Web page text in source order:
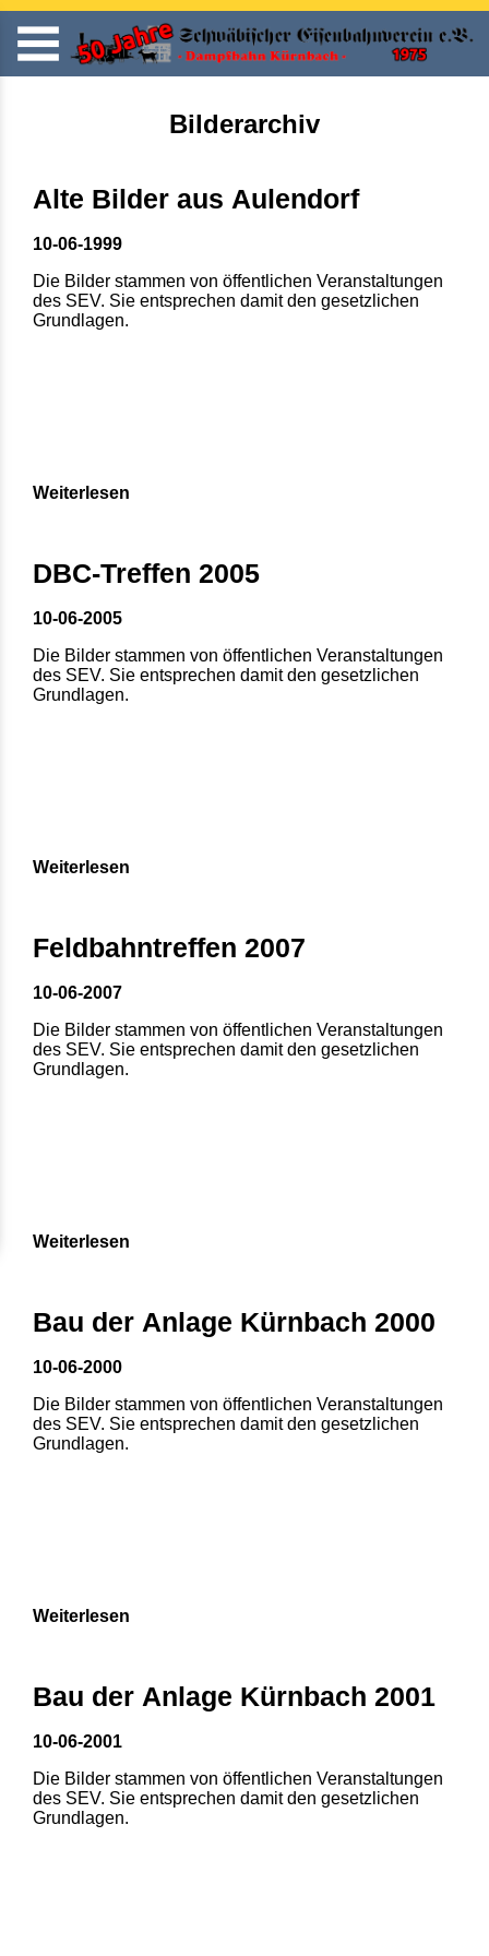
Bilderarchiv
Alte Bilder aus Aulendorf
10-06-1999
Die Bilder stammen von öffentlichen Veranstaltungen
des SEV. Sie entsprechen damit den gesetzlichen
Grundlagen.
Weiterlesen
DBC-Treffen 2005
10-06-2005
Die Bilder stammen von öffentlichen Veranstaltungen
des SEV. Sie entsprechen damit den gesetzlichen
Grundlagen.
Weiterlesen
Feldbahntreffen 2007
10-06-2007
Die Bilder stammen von öffentlichen Veranstaltungen
des SEV. Sie entsprechen damit den gesetzlichen
Grundlagen.
5
6
Weiterlesen
Bau der Anlage Kürnbach 2000
10-06-2000
Die Bilder stammen von öffentlichen Veranstaltungen
des SEV. Sie entsprechen damit den gesetzlichen
Grundlagen.
Weiterlesen
Bau der Anlage Kürnbach 2001
10-06-2001
Die Bilder stammen von öffentlichen Veranstaltungen
des SEV. Sie entsprechen damit den gesetzlichen
Grundlagen.